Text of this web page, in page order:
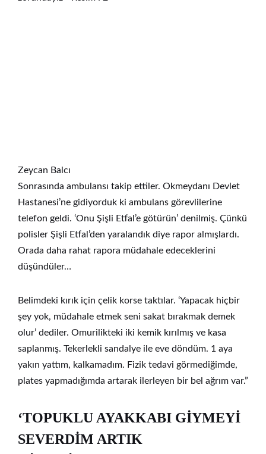
Zeycan Balcı
Sonrasında ambulansı takip ettiler. Okmeydanı Devlet
Hastanesi’ne gidiyorduk ki ambulans görevlilerine
telefon geldi. ‘Onu Şişli Etfal’e götürün’ denilmiş. Çünkü
polisler Şişli Etfal’den yaralandık diye rapor almışlardı.
Orada daha rahat rapora müdahale edeceklerini
düşündüler…
Belimdeki kırık için çelik korse taktılar. ‘Yapacak hiçbir
şey yok, müdahale etmek seni sakat bırakmak demek
olur’ dediler. Omurilikteki iki kemik kırılmış ve kasa
saplanmış. Tekerlekli sandalye ile eve döndüm. 1 aya
yakın yattım, kalkamadım. Fizik tedavi görmediğimde,
plates yapmadığımda artarak ilerleyen bir bel ağrım var.”
‘TOPUKLU AYAKKABI GİYMEYİ
SEVERDİM ARTIK